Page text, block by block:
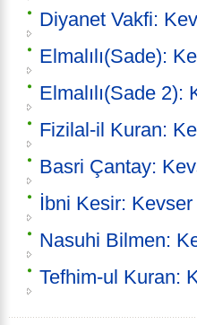
Diyanet Vakfi:
Elmalılı(Sade):
Elmalılı(Sade 2):
Fizilal-il Kuran:
Basri Çantay:
İbni Kesir:
Nasuhi Bilmen:
Tefhim-ul Kuran: